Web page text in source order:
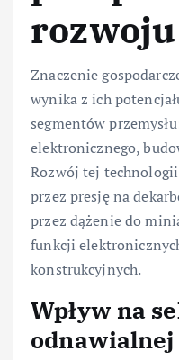
rozwoju
Znaczenie
wynika z ich
segmentów
elektronicznego,
Rozwój tej
przez presję na
przez dążenie do
funkcji
konstrukcyjnych.
Wpływ na
odnawialnej